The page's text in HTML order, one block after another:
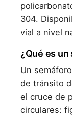
304.
vial a nivel
¿Qué es un
Un
de tránsito
el cruce de
circulares: